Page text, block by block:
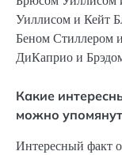
Уиллисом и Кейт
Беном Стиллером
ДиКаприо и
Какие
можно
Интересный факт